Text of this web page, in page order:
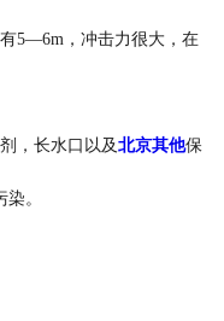
5—6m，冲击力很大，在
，长水口以及北京其他保
。